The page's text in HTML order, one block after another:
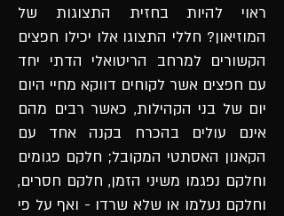
ראוי להיות בחזית התצוגות של
המוזיאון? חללי התצוגו אלו יכילו חפצים
הקשורים למרחב הריטואלי הדתי יחד
עם חפצים אשר לקוחים דווקא מחיי היום
יום של בני הקהילות, כאשר רבים מהם
אינם עולים בהכרח בקנה אחד עם
הקאנון האסתטי המקובל; חלקם פגומים
וחלקם נפגמו משיני הזמן, חלקם חסרים,
וחלקם נעלמו או שלא שרדו - ואף על פי